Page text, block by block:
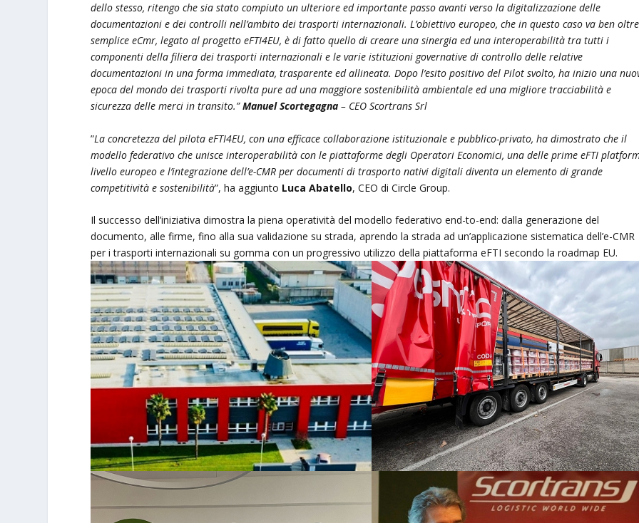
dello stesso, ritengo che sia stato compiuto un ulteriore ed importante passo avanti verso la digitalizzazione delle
documentazioni e dei controlli nell’ambito dei trasporti internazionali. L’obiettivo europeo, che in questo caso va ben
semplice eCmr, legato al progetto eFTI4EU, è di fatto quello di creare una sinergia ed una interoperabilità tra tutti i
componenti della filiera dei trasporti internazionali e le varie istituzioni governative di controllo delle relative
documentazioni in una forma immediata, trasparente ed allineata. Dopo l’esito positivo del Pilot svolto, ha inizio una
epoca del mondo dei trasporti rivolta pure ad una maggiore sostenibilità ambientale ed una migliore tracciabilità e
sicurezza delle merci in transito.”Manuel Scortegagna – CEO Scortrans Srl
”La concretezza del pilota eFTI4EU, con una efficace collaborazione istituzionale e pubblico-privato, ha dimostrato che il
modello federativo che unisce interoperabilità con le piattaforme degli Operatori Economici, una delle prime eFTI
livello europeo e l’integrazione dell’e-CMR per documenti di trasporto nativi digitali diventa un elemento di grande
competitività e sostenibilità”, ha aggiunto Luca Abatello, CEO di Circle Group.
Il successo dell’iniziativa dimostra la piena operatività del modello federativo end-to-end: dalla generazione del
documento, alle firme, fino alla sua validazione su strada, aprendo la strada ad un’applicazione sistematica dell’e-CMR
per i trasporti internazionali su gomma con un progressivo utilizzo della piattaforma eFTI secondo la roadmap EU.